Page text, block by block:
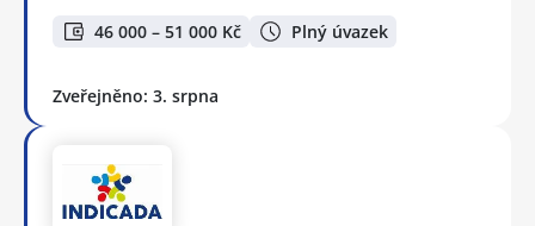
46 000 – 51 000 Kč Plný úvazek
Zveřejněno: 3. srpna